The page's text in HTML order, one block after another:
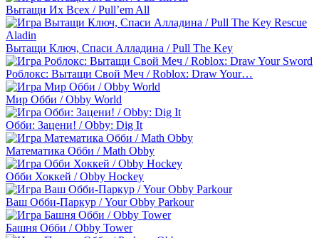
Вытащи Их Всех / Pull’em All
Вытащи Ключ, Спаси Алладина / Pull The Key
Роблокс: Вытащи Свой Меч / Roblox: Draw Your…
Мир Обби / Obby World
Обби: Зацени! / Obby: Dig It
Математика Обби / Math Obby
Обби Хоккей / Obby Hockey
Ваш Обби-Паркур / Your Obby Parkour
Башня Обби / Obby Tower